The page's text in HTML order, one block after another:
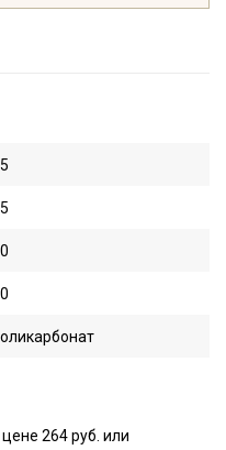
264 руб. или